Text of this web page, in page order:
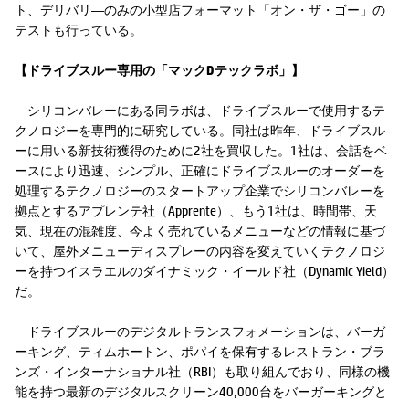
ト、デリバリ―のみの小型店フォーマット「オン・ザ・ゴー」の
テストも行っている。
【ドライブスルー専用の「マックDテックラボ」】
シリコンバレーにある同ラボは、ドライブスルーで使用するテ
クノロジーを専門的に研究している。同社は昨年、ドライブスル
ーに用いる新技術獲得のために2社を買収した。1社は、会話をベ
ースにより迅速、シンプル、正確にドライブスルーのオーダーを
処理するテクノロジーのスタートアップ企業でシリコンバレーを
拠点とするアプレンテ社（Apprente）、もう1社は、時間帯、天
気、現在の混雑度、今よく売れているメニューなどの情報に基づ
いて、屋外メニューディスプレーの内容を変えていくテクノロジ
ーを持つイスラエルのダイナミック・イールド社（Dynamic Yield）
だ。
ドライブスルーのデジタルトランスフォメーションは、バーガ
ーキング、ティムホートン、ポパイを保有するレストラン・ブラ
ンズ・インターナショナル社（RBI）も取り組んでおり、同様の機
能を持つ最新のデジタルスクリーン40,000台をバーガーキングと